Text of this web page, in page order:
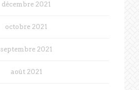
décembre 2021
octobre 2021
septembre 2021
août 2021